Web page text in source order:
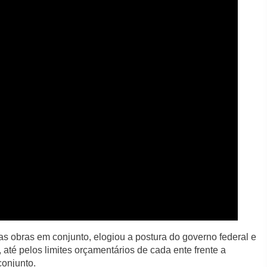
obras em conjunto, elogiou a postura do governo federal e
pelos limites orçamentários de cada ente frente a